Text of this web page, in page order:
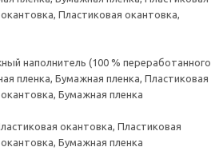
Пластиковая окантовка,
наполнитель (100 % переработанного
пленка, Бумажная пленка, Пластиковая
Бумажная пленка
окантовка, Пластиковая
Бумажная пленка